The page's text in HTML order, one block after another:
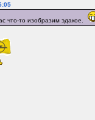
что-то изобразим эдакое.